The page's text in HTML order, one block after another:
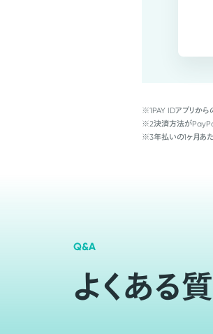
※1PAY IDアプリから
※2決済方法が
※3年払いの1ヶ月あた
Q&A
よくある